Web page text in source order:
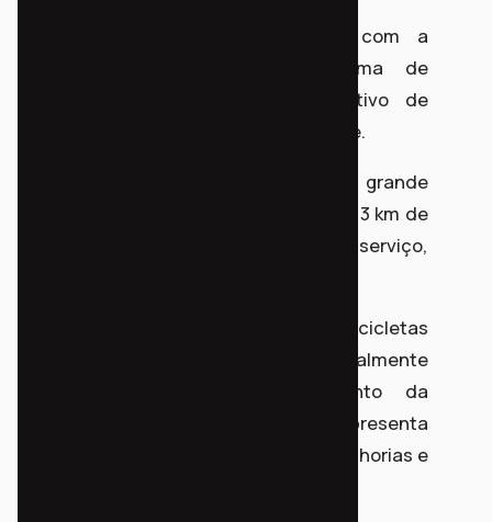
O projeto consiste em co-criar com a
comunidade Chacrinha um sistema de
bicicletas comunitárias. Com objetivo de
fortalecer a mobilidade da comunidade.
Hoje a comunidade vive uma grande
dificuldade de acesso, separados por 3 km de
estrada de chão batido de qualquer serviço,
Ainda que um sistema de bicicletas
compartilhadas não solucione integralmente
as necessidades de deslocamento da
comunidade, seu desenvolvimento representa
um importante passo em busca de melhorias e